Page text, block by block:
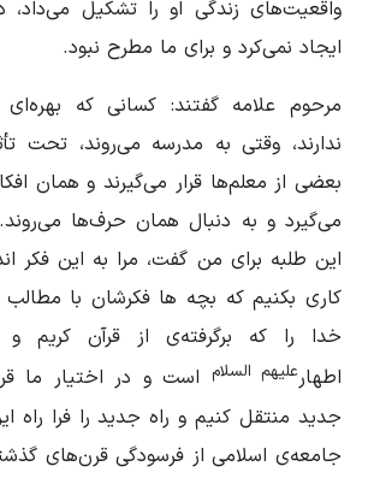
واقعیت‌های زندگی او را تشكیل
ایجاد نمی‌كرد و برای ما مطرح نبود.
مرحوم علامه گفتند: كسانی كه بهره‌ای
ندارند، وقتی به مدرسه می‌روند، تحت
بعضی از معلم‌ها قرار می‌گیرند و همان
می‌گیرد و به دنبال همان حرف‌‌ها
این طلبه برای من گفت، مرا به این فكر
كاری بكنیم که بچه ها فکرشان با مطالب
خدا را كه برگرفته‌ی از قرآن كریم و
اطهارعلیهم ‌السلام
‌است و در اختیار ما
جدید منتقل كنیم و راه جدید را فرا راه
جامعه‌ی اسلامی از فرسودگی قرن‌های